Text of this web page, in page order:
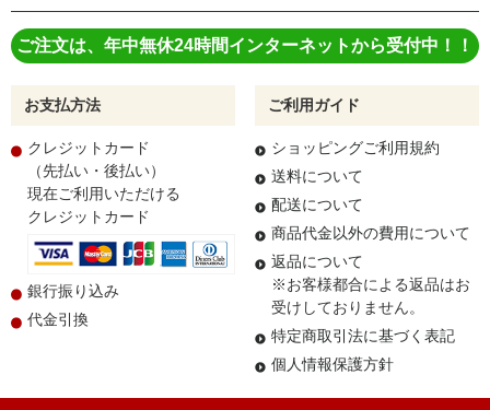
ご注文は、年中無休24時間インターネットから受付中！！
お支払方法
クレジットカード
（先払い・後払い）
現在ご利用いただける
クレジットカード
銀行振り込み
代金引換
ご利用ガイド
ショッピングご利用規約
送料について
配送について
商品代金以外の費用について
返品について
※お客様都合による返品はお
受けしておりません。
特定商取引法に基づく表記
個人情報保護方針